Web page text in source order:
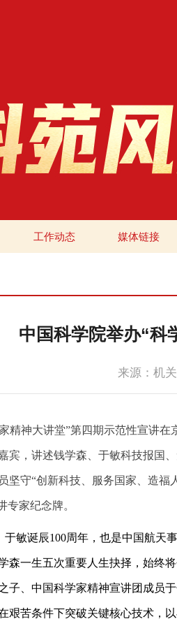
工作动态 媒体链接
中国科学院举办“科
来源：机
精神大讲堂”第四期示范性宣讲
宾，讲述钱学森、于敏科技报国
坚守“创新科技、服务国家、造
专家纪念牌。
于敏诞辰100周年，也是中国航
森一生五次重要人生抉择，始终
子、中国科学家精神宣讲团成员
艰苦条件下突破关键核心技术，